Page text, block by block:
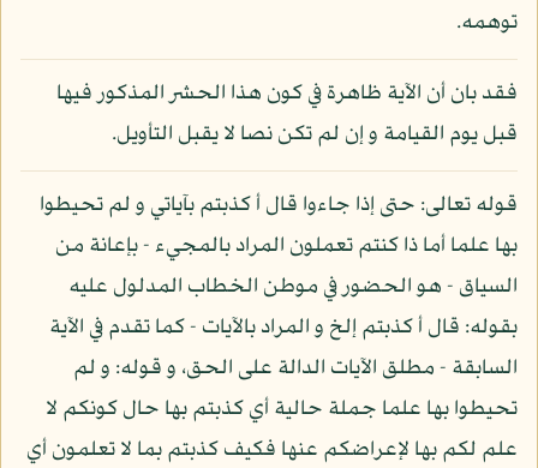
توهمه.
فقد بان أن الآية ظاهرة في كون هذا الحشر المذكور فيها
قبل يوم القيامة و إن لم تكن نصا لا يقبل التأويل.
قوله تعالى: حتى إذا جاءوا قال أ كذبتم بآياتي و لم تحيطوا
بها علما أما ذا كنتم تعملون المراد بالمجيء - بإعانة من
السياق - هو الحضور في موطن الخطاب المدلول عليه
بقوله: قال أ كذبتم إلخ و المراد بالآيات - كما تقدم في الآية
السابقة - مطلق الآيات الدالة على الحق، و قوله: و لم
تحيطوا بها علما جملة حالية أي كذبتم بها حال كونكم لا
علم لكم بها لإعراضكم عنها فكيف كذبتم بما لا تعلمون أي